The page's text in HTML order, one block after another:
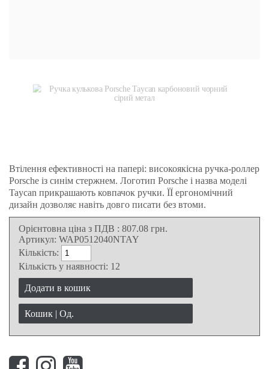
Втілення ефективності на папері: високоякісна ручка-роллер
Porsche із синім стержнем. Логотип Porsche і назва моделі
Taycan прикрашають ковпачок ручки. ЇЇ ергономічний
дизайн дозволяє навіть довго писати без втоми.
Орієнтовна ціна з ПДВ : 807.08 грн.
Артикул: WAP0512040NTAY
Кількість:
Кількість у наявності: 12
Додати в кошик
Кошик | Од.